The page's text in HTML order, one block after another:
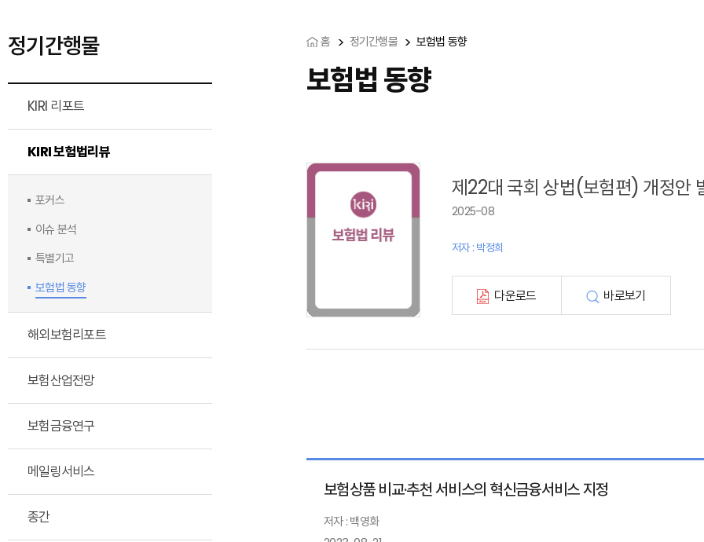
정기간행물
KIRI 리포트
KIRI 보험법리뷰
포커스
이슈 분석
특별기고
보험법 동향
해외보험리포트
보험산업전망
보험금융연구
메일링서비스
종간
홈 정기간행물 보험법 동향
보험법 동향
제22대 국회 상법(보험편) 개정안
2025-08
저자 : 박정희
다운로드 바로보기
보험상품 비교·추천 서비스의 혁신금융서비스 지정
저자 : 백영화